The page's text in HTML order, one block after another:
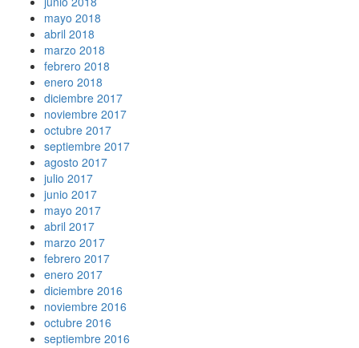
mayo 2018
abril 2018
marzo 2018
febrero 2018
enero 2018
diciembre 2017
noviembre 2017
octubre 2017
septiembre 2017
agosto 2017
julio 2017
junio 2017
mayo 2017
abril 2017
marzo 2017
febrero 2017
enero 2017
diciembre 2016
noviembre 2016
octubre 2016
septiembre 2016